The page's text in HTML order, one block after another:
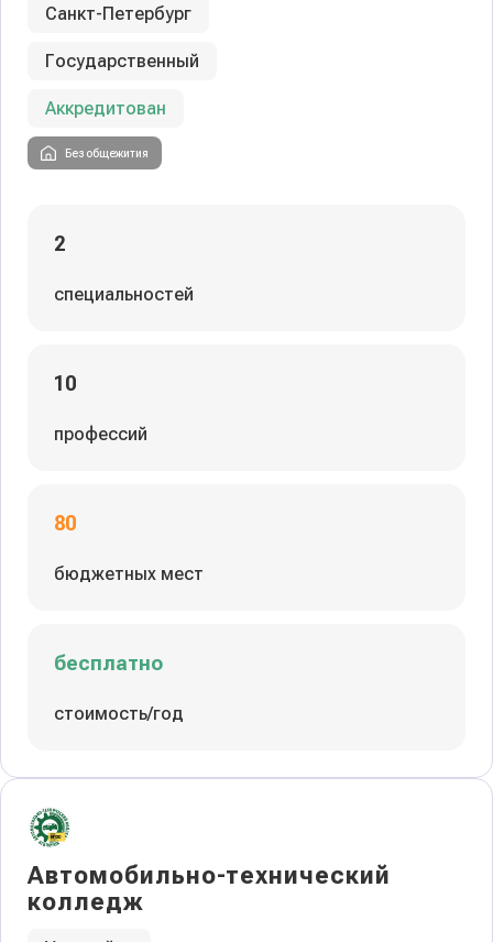
Санкт-Петербург
Государственный
Аккредитован
Без общежития
2
специальностей
10
профессий
80
бюджетных мест
бесплатно
стоимость/год
Автомобильно-технический
колледж